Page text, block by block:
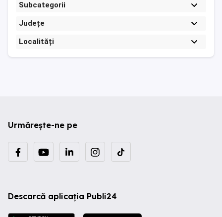
Subcategorii
Județe
Localități
Urmărește-ne pe
Descarcă aplicația Publi24